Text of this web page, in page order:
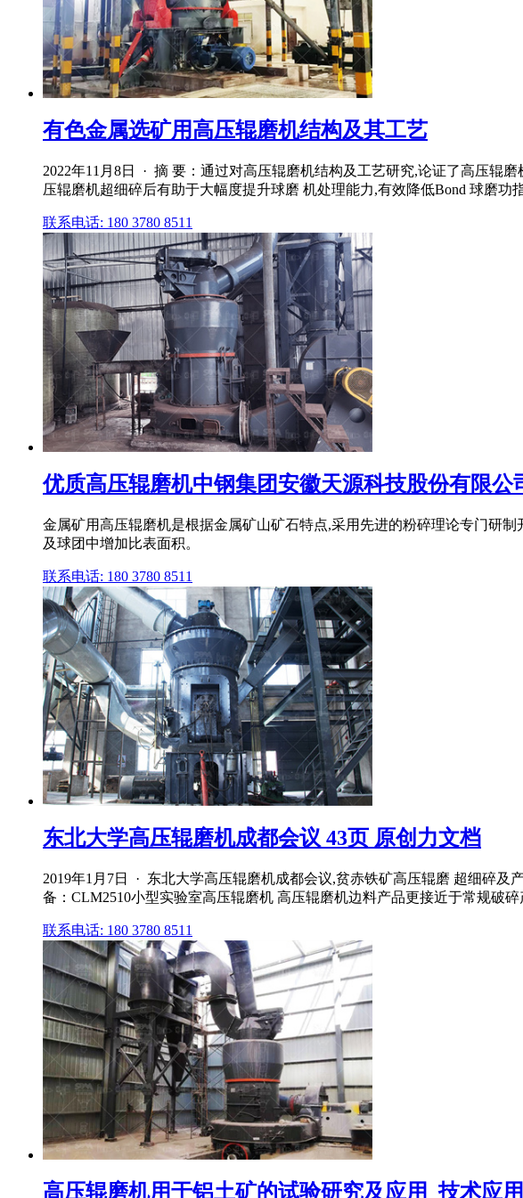
有色金属选矿用高压辊磨机结构及其工艺
2022年11月8日 · 摘 要：通过对高压辊磨机结构及工艺研究,论证了高压辊
压辊磨机超细碎后有助于大幅度提升球磨 机处理能力,有效降低Bond 球磨功指
联系电话: 180 3780 8511
优质高压辊磨机中钢集团安徽天源科技股份有限公
金属矿用高压辊磨机是根据金属矿山矿石特点,采用先进的粉碎理论专门研
及球团中增加比表面积。
联系电话: 180 3780 8511
东北大学高压辊磨机成都会议 43页 原创力文档
2019年1月7日 · 东北大学高压辊磨机成都会议,贫赤铁矿高压辊磨 超细碎
备：CLM2510小型实验室高压辊磨机 高压辊磨机边料产品更接近于常规破碎
联系电话: 180 3780 8511
高压辊磨机用于铝土矿的试验研究及应用_技术应